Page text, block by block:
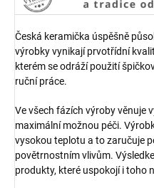
Česká keramička úspěšně
výrobky vynikají prvotřídní
kterém se odráží použití
ruční práce.
Ve všech fázích výroby věnuje
maximální možnou péči.
vysokou teplotu a to zaručuje
povětrnostním vlivům.
produkty, které uspokojí i toho